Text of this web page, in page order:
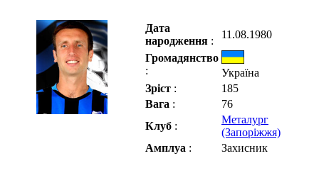
Дата
народження :
11.08.1980
Громадянство
:
Україна
Зріст :
185
Вага :
76
Клуб :
Металург
(Запоріжжя)
Амплуа : Захисник